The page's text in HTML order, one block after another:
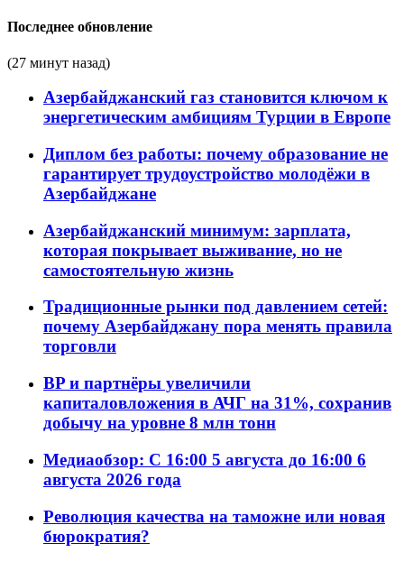
Последнее обновление
(27 минут назад)
Азербайджанский газ становится ключом к
энергетическим амбициям Турции в Европе
Диплом без работы: почему образование не
гарантирует трудоустройство молодёжи в
Азербайджане
Азербайджанский минимум: зарплата,
которая покрывает выживание, но не
самостоятельную жизнь
Традиционные рынки под давлением сетей:
почему Азербайджану пора менять правила
торговли
BP и партнёры увеличили
капиталовложения в АЧГ на 31%, сохранив
добычу на уровне 8 млн тонн
Медиаобзор: С 16:00 5 августа до 16:00 6
августа 2026 года
Революция качества на таможне или новая
бюрократия?